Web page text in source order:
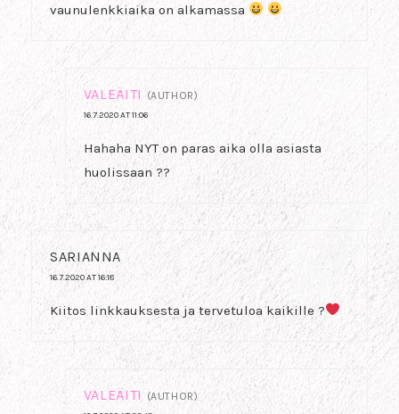
vaunulenkkiaika on alkamassa
VALEÄITI (AUTHOR)
16.7.2020 AT 11:06
Hahaha NYT on paras aika olla asiasta
huolissaan ??
SARIANNA
16.7.2020 AT 16:18
Kiitos linkkauksesta ja tervetuloa kaikille ?
VALEÄITI (AUTHOR)